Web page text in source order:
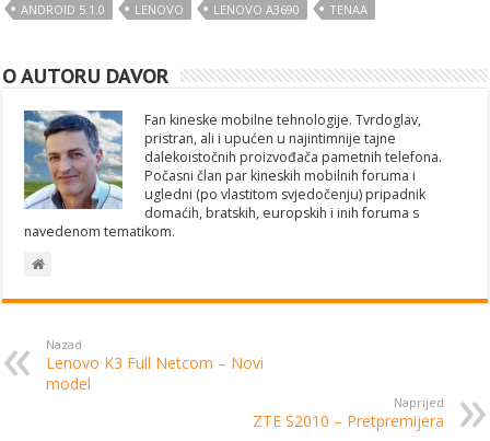
ANDROID 5.1.0 LENOVO LENOVO A3690 TENAA
O AUTORU DAVOR
Fan kineske mobilne tehnologije. Tvrdoglav,
pristran, ali i upućen u najintimnije tajne
dalekoistočnih proizvođača pametnih telefona.
Počasni član par kineskih mobilnih foruma i
ugledni (po vlastitom svjedočenju) pripadnik
domaćih, bratskih, europskih i inih foruma s
navedenom tematikom.
Nazad
Lenovo K3 Full Netcom – Novi
model
Naprijed
ZTE S2010 – Pretpremijera